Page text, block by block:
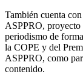
También cuenta
ASPPRO, proyecto
periodismo de
la COPE y del
ASPPRO, como
contenido.